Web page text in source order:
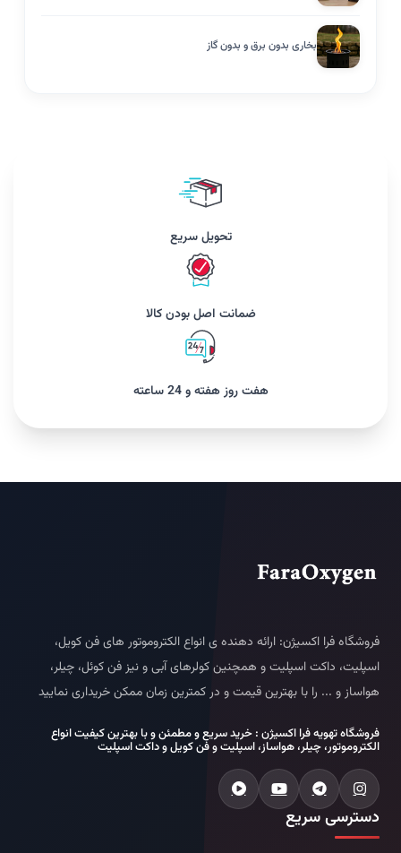
بخاری بدون برق و بدون گاز
تحویل سریع
ضمانت اصل بودن کالا
هفت روز هفته و 24 ساعته
فروشگاه فرا اکسیژن: ارائه دهنده ی انواع الکتروموتور های فن کویل،
اسپلیت، داکت اسپلیت و همچنین کولرهای آبی و نیز فن کوئل، چیلر،
هواساز و ... را با بهترین قیمت و در کمترین زمان ممکن خریداری نمایید
فروشگاه تهویه فرا اکسیژن : خرید سریع و مطمئن و با بهترین کیفیت انواع
الکتروموتور، چیلر، هواساز، اسپلیت و فن کویل و داکت اسپلیت
دسترسی سریع